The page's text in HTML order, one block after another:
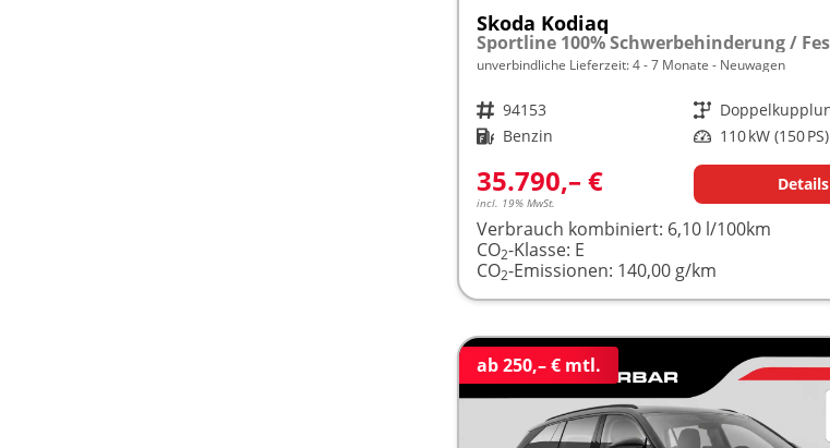
Skoda Kodiaq
unverbindliche Lieferzeit: 4 - 7 Monate Neuwagen
Fahrzeugnr. 94153 Getriebe
Kraftstoff Benzin Leistung 110 kW (150 PS)
35.790,– €
incl. 19% MwSt.
Details
Verbrauch kombiniert: 6,10 l/100km
CO2-Klasse: E
CO2-Emissionen: 140,00 g/km
ab 250,– € mtl.